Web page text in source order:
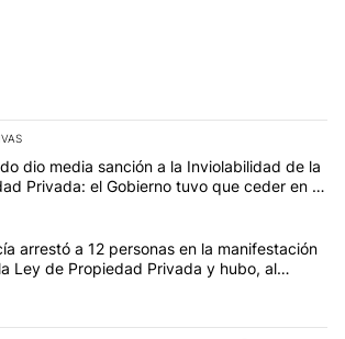
los artículos con más comentarios en los
con el título "El Senado dio media
dio media sanción a la Inviolabilidad de la
Privada: el Gobierno tuvo que ceder en la
del Fuego
con el título "La policía arrestó a 12
arrestó a 12 personas en la manifestación
Ley de Propiedad Privada y hubo, al
3 agentes heridos